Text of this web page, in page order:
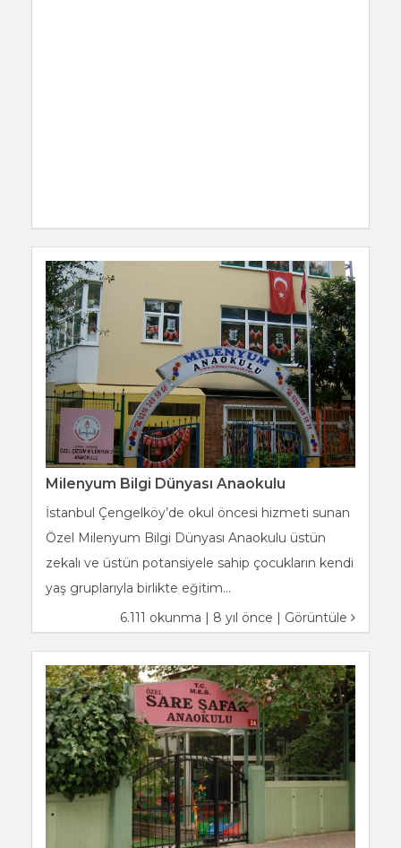
Milenyum Bilgi Dünyası Anaokulu
İstanbul Çengelköy’de okul öncesi hizmeti sunan
Özel Milenyum Bilgi Dünyası Anaokulu üstün
zekalı ve üstün potansiyele sahip çocukların kendi
yaş gruplarıyla birlikte eğitim...
6.111 okunma | 8 yıl önce | Görüntüle